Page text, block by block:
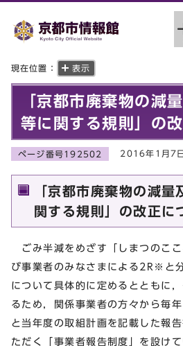
現在位置： 表示
「京都市廃棄物の減
等に関する規則」の
ページ番号192502 2016年1月7
「京都市廃棄物の減量
関する規則」の改正に
ごみ半減をめざす「しまつのこ
び事業者のみなさまによる2R ※ と
について具体的に定めるとともに
るため，関係事業者の方々から毎
と当年度の取組計画を記載した報
ただく「事業者報告制度」を設けて